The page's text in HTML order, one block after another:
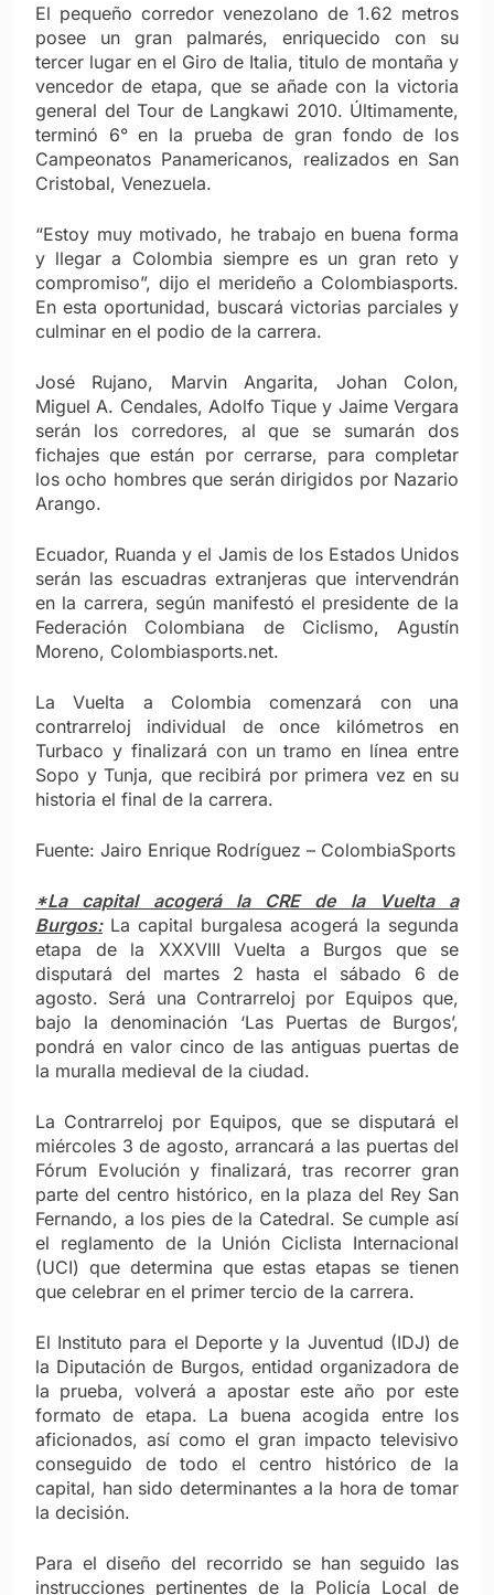
El pequeño corredor venezolano de 1.62 metros
posee un gran palmarés, enriquecido con su
tercer lugar en el Giro de Italia, titulo de montaña y
vencedor de etapa, que se añade con la victoria
general del Tour de Langkawi 2010. Últimamente,
terminó 6° en la prueba de gran fondo de los
Campeonatos Panamericanos, realizados en San
Cristobal, Venezuela.
“Estoy muy motivado, he trabajo en buena forma
y llegar a Colombia siempre es un gran reto y
compromiso”, dijo el merideño a Colombiasports.
En esta oportunidad, buscará victorias parciales y
culminar en el podio de la carrera.
José Rujano, Marvin Angarita, Johan Colon,
Miguel A. Cendales, Adolfo Tique y Jaime Vergara
serán los corredores, al que se sumarán dos
fichajes que están por cerrarse, para completar
los ocho hombres que serán dirigidos por Nazario
Arango.
Ecuador, Ruanda y el Jamis de los Estados Unidos
serán las escuadras extranjeras que intervendrán
en la carrera, según manifestó el presidente de la
Federación Colombiana de Ciclismo, Agustín
Moreno, Colombiasports.net.
La Vuelta a Colombia comenzará con una
contrarreloj individual de once kilómetros en
Turbaco y finalizará con un tramo en línea entre
Sopo y Tunja, que recibirá por primera vez en su
historia el final de la carrera.
Fuente: Jairo Enrique Rodríguez – ColombiaSports
*La capital acogerá la CRE de la Vuelta a
Burgos:La capital burgalesa acogerá la segunda
etapa de la XXXVIII Vuelta a Burgos que se
disputará del martes 2 hasta el sábado 6 de
agosto. Será una Contrarreloj por Equipos que,
bajo la denominación ‘Las Puertas de Burgos’,
pondrá en valor cinco de las antiguas puertas de
la muralla medieval de la ciudad.
La Contrarreloj por Equipos, que se disputará el
miércoles 3 de agosto, arrancará a las puertas del
Fórum Evolución y finalizará, tras recorrer gran
parte del centro histórico, en la plaza del Rey San
Fernando, a los pies de la Catedral. Se cumple así
el reglamento de la Unión Ciclista Internacional
(UCI) que determina que estas etapas se tienen
que celebrar en el primer tercio de la carrera.
El Instituto para el Deporte y la Juventud (IDJ) de
la Diputación de Burgos, entidad organizadora de
la prueba, volverá a apostar este año por este
formato de etapa. La buena acogida entre los
aficionados, así como el gran impacto televisivo
conseguido de todo el centro histórico de la
capital, han sido determinantes a la hora de tomar
la decisión.
Para el diseño del recorrido se han seguido las
instrucciones pertinentes de la Policía Local de